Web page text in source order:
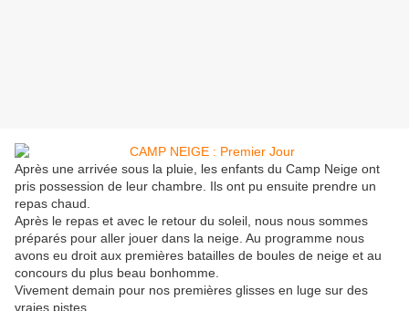
Après une arrivée sous la pluie, les enfants du Camp Neige ont
pris possession de leur chambre. Ils ont pu ensuite prendre un
repas chaud.
Après le repas et avec le retour du soleil, nous nous sommes
préparés pour aller jouer dans la neige. Au programme nous
avons eu droit aux premières batailles de boules de neige et au
concours du plus beau bonhomme.
Vivement demain pour nos premières glisses en luge sur des
vraies pistes...